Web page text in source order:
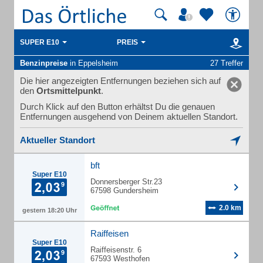
SUPER E10 PREIS
Benzinpreise in Eppelsheim 27 Treffer
Die hier angezeigten Entfernungen beziehen sich auf
den Ortsmittelpunkt.
Durch Klick auf den Button erhältst Du die genauen
Entfernungen ausgehend von Deinem aktuellen Standort.
Aktueller Standort
Super E10
gestern 18:20 Uhr
bft
Donnersberger Str.23
67598 Gundersheim
2.0 km
Super E10
Raiffeisen
Raiffeisenstr. 6
67593 Westhofen